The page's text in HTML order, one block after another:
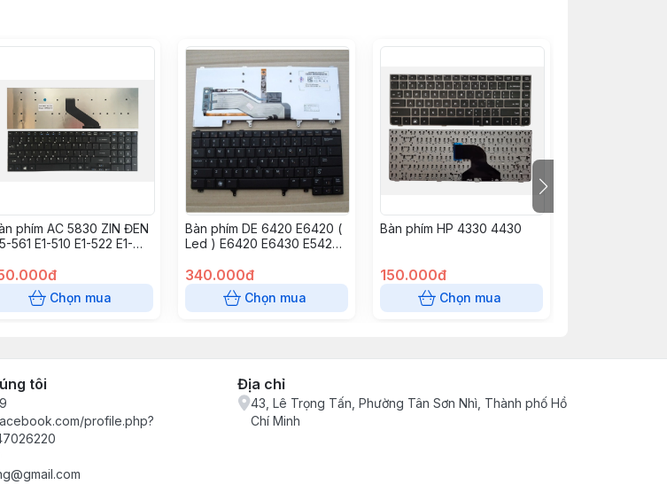
phím AC 5830 ZIN ĐEN
561 E1-510 E1-522 E1-
771
Chọn mua
Bàn phím DE 6420 E6420 (
Led ) E6420 E6430 E5420
340.000đ
Chọn mua
Bàn phím HP 4330 4430
150.000đ
Chọn mua
tôi
profile.php?
Địa chỉ
43, Lê Trọng Tấn, Phường Tân Sơn Nhì, Thành phố Hồ
Chí Minh